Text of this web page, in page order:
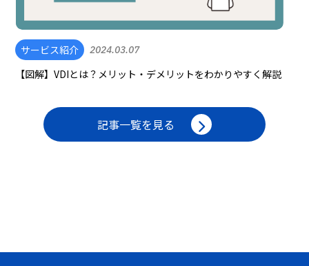
サービス紹介 2024.03.07
【図解】VDIとは？メリット・デメリットをわかりやすく解説
記事一覧を見る